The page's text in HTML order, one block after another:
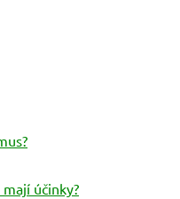
účinky?